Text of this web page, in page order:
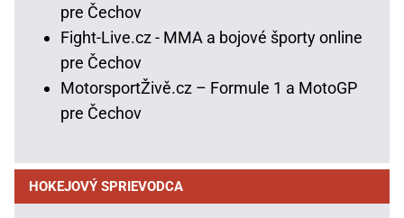
pre Čechov
Fight-Live.cz - MMA a bojové športy online
pre Čechov
MotorsportŽivě.cz – Formule 1 a MotoGP
pre Čechov
HOKEJOVÝ SPRIEVODCA